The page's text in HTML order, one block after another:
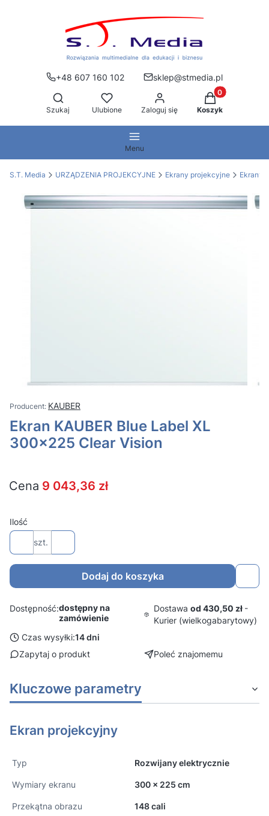
+48 607 160 102
sklep@stmedia.pl
Otwórz wyszukiwarkę
Szukaj Ulubione Zaloguj się
Produkty w
Koszyk
Menu
S.T. Media URZĄDZENIA PROJEKCYJNE Ekrany projekcyjne Ekrany
KAUBER
Ekran KAUBER Blue Label XL
300x225 Clear Vision
Cena 9 043,36 zł
Ilość
szt.
Dodaj do koszyka
Dostępność:dostępny na
zamówienie
Dostawaod 430,50 zł -
Kurier (wielkogabarytowy)
Czas wysyłki:14 dni
Zapytaj o produkt
Poleć znajomemu
Kluczowe parametry
Ekran projekcyjny
Typ Rozwijany elektrycznie
Wymiary ekranu 300 x 225 cm
Przekątna obrazu 148 cali